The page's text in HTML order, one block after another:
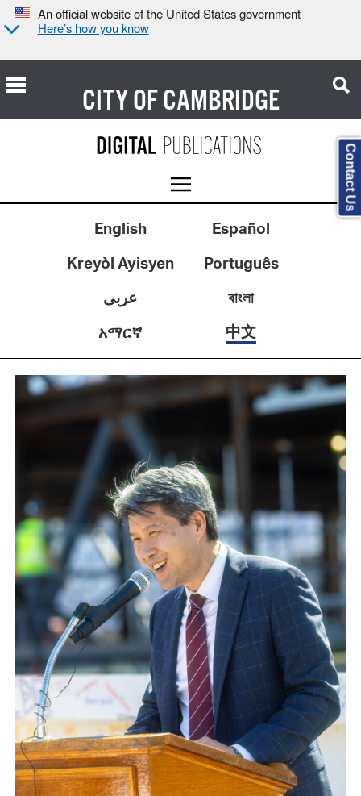
An official website of the United States government
Here’s how you know
CITY OFCAMBRIDGE
English
Español
Kreyòl Ayisyen
Português
عربى
বাংলা
አማርኛ
中文
Contact Us